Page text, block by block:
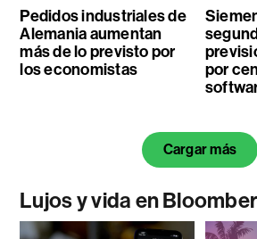
Pedidos industriales de
Alemania aumentan
más de lo previsto por
los economistas
por
Cargar más
Lujos y vida en